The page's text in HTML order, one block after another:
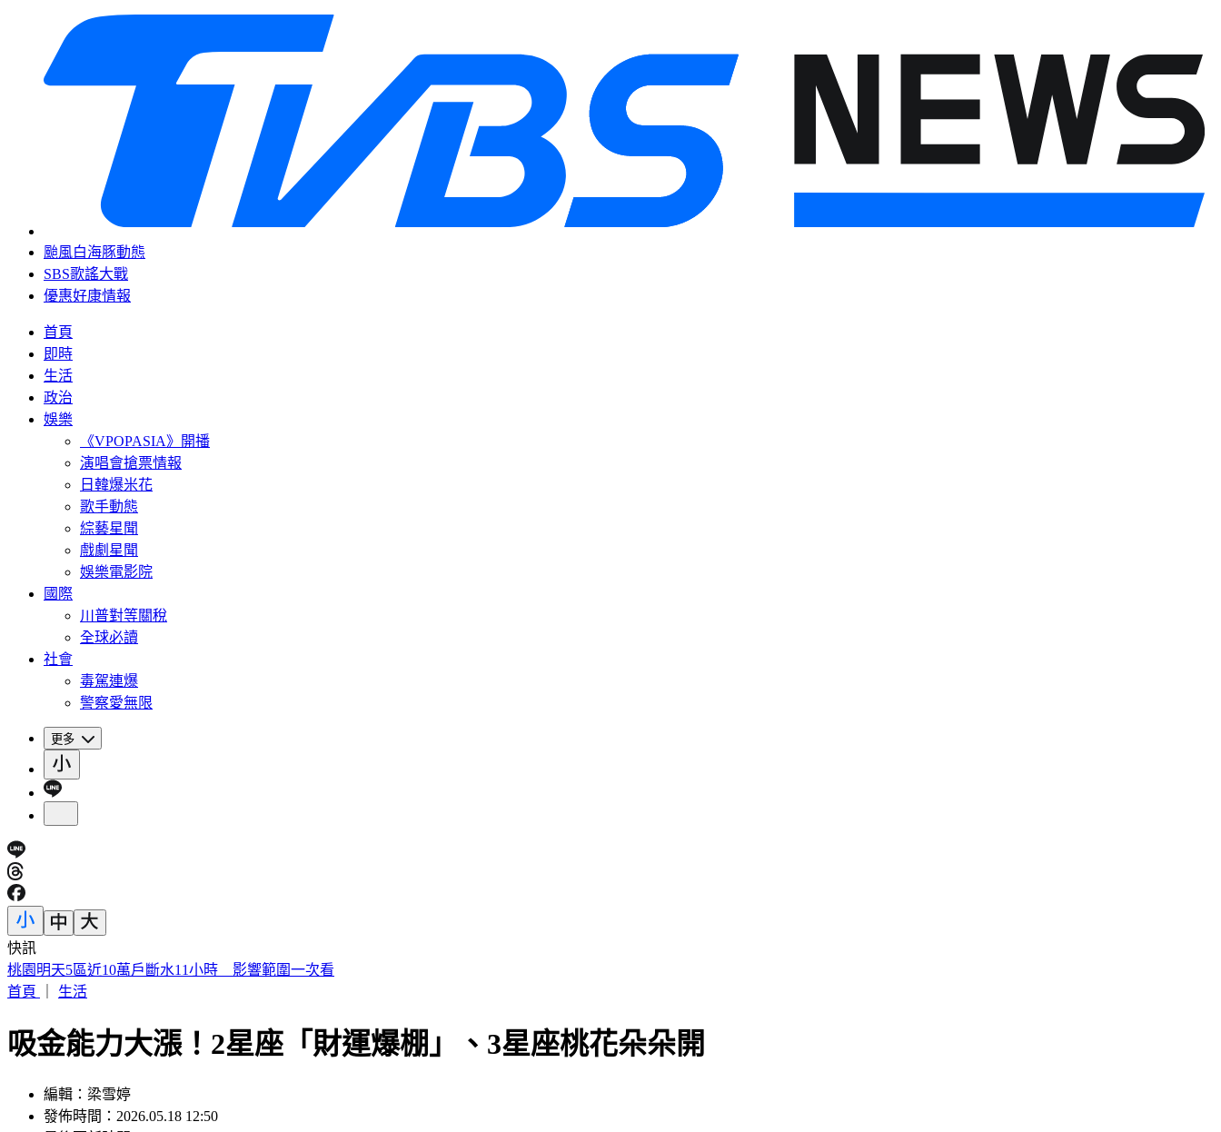
颱風白海豚動態
SBS歌謠大戰
優惠好康情報
首頁
即時
生活
政治
娛樂
《VPOPASIA》開播
演唱會搶票情報
日韓爆米花
歌手動態
綜藝星聞
戲劇星聞
娛樂電影院
國際
川普對等關稅
全球必讀
社會
毒駕連爆
警察愛無限
更多
快訊
桃園明天5區近10萬戶斷水11小時 影響範圍一次看
首頁
生活
吸金能力大漲！2星座「財運爆棚」、3星座桃花朵朵開
編輯：梁雪婷
發佈時間：2026.05.18 12:50